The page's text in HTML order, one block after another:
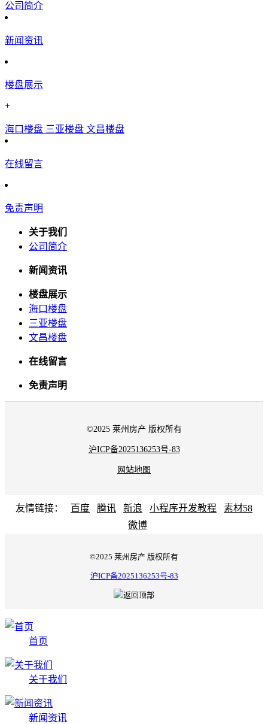
公司简介
新闻资讯
楼盘展示
+
海口楼盘 三亚楼盘 文昌楼盘
在线留言
免责声明
关于我们
公司简介
新闻资讯
楼盘展示
海口楼盘
三亚楼盘
文昌楼盘
在线留言
免责声明
©2025 莱州房产 版权所有
沪ICP备2025136253号-83
网站地图
友情链接： 百度 腾讯 新浪 小程序开发教程
素材58
微博
©2025 莱州房产 版权所有
沪ICP备2025136253号-83
首页
关于我们
新闻资讯